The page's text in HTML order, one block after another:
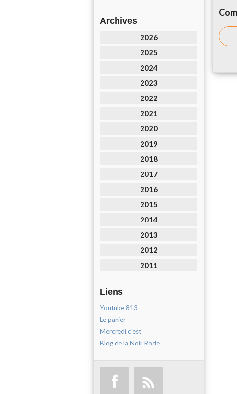
Archives
2026
2025
2024
2023
2022
2021
2020
2019
2018
2017
2016
2015
2014
2013
2012
2011
Liens
Youtube 813
Le panier
Mercredi c'est
Blog de la Noir Rode